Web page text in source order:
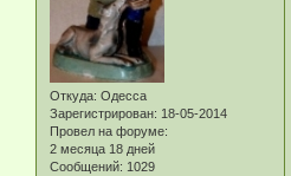
Откуда: Одесса
Зарегистрирован: 18-05-2014
Провел на форуме:
2 месяца 18 дней
Сообщений: 1029